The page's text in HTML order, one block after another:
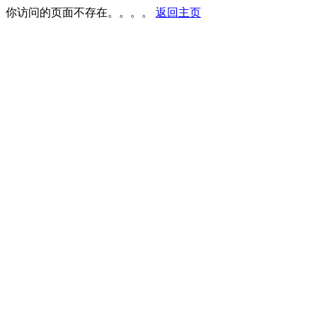
你访问的页面不存在。。。。 返回主页